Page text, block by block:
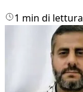
1 min di lettura